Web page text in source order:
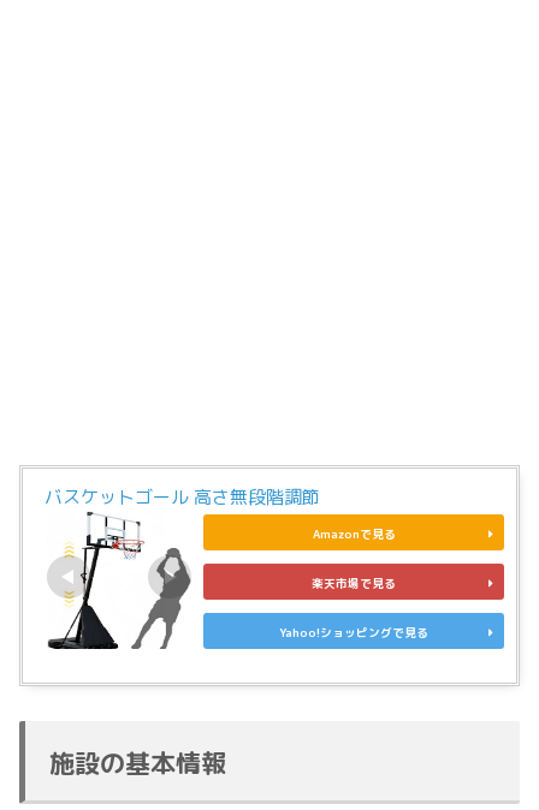
バスケットゴール 高さ無段階調節
Amazonで見る
楽天市場で見る
Yahoo!ショッピングで見る
施設の基本情報